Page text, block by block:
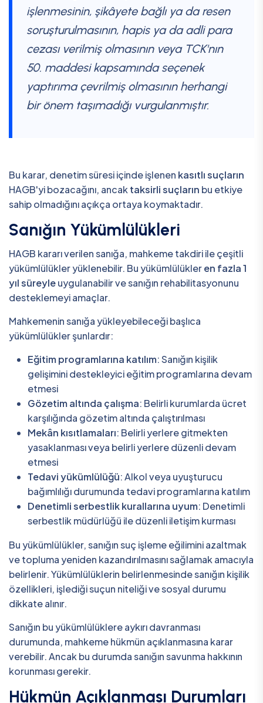
işlenmesinin, şikâyete bağlı ya da resen
soruşturulmasının, hapis ya da adli para
cezası verilmiş olmasının veya TCK'nın
50. maddesi kapsamında seçenek
yaptırıma çevrilmiş olmasının herhangi
bir önem taşımadığı vurgulanmıştır.
Bu karar, denetim süresi içinde işlenen kasıtlı suçların
HAGB'yi bozacağını, ancak taksirli suçların bu etkiye
sahip olmadığını açıkça ortaya koymaktadır.
Sanığın Yükümlülükleri
HAGB kararı verilen sanığa, mahkeme takdiri ile çeşitli
yükümlülükler yüklenebilir. Bu yükümlülükleren fazla 1
yıl süreyleuygulanabilir ve sanığın rehabilitasyonunu
desteklemeyi amaçlar.
Mahkemenin sanığa yükleyebileceği başlıca
yükümlülükler şunlardır:
Eğitim programlarına katılım: Sanığın kişilik
gelişimini destekleyici eğitim programlarına devam
etmesi
Gözetim altında çalışma: Belirli kurumlarda ücret
karşılığında gözetim altında çalıştırılması
Mekân kısıtlamaları: Belirli yerlere gitmekten
yasaklanması veya belirli yerlere düzenli devam
etmesi
Tedavi yükümlülüğü: Alkol veya uyuşturucu
bağımlılığı durumunda tedavi programlarına katılım
Denetimli serbestlik kurallarına uyum: Denetimli
serbestlik müdürlüğü ile düzenli iletişim kurması
Bu yükümlülükler, sanığın suç işleme eğilimini azaltmak
ve topluma yeniden kazandırılmasını sağlamak amacıyla
belirlenir. Yükümlülüklerin belirlenmesinde sanığın kişilik
özellikleri, işlediği suçun niteliği ve sosyal durumu
dikkate alınır.
Sanığın bu yükümlülüklere aykırı davranması
durumunda, mahkeme hükmün açıklanmasına karar
verebilir. Ancak bu durumda sanığın savunma hakkının
korunması gerekir.
Hükmün Açıklanması Durumları